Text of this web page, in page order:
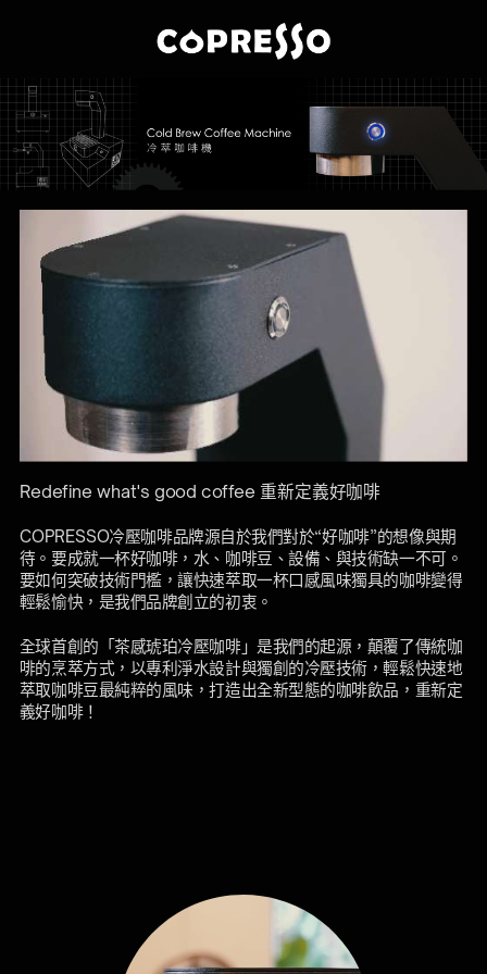
Redefine what's good coffee 重新定義好咖啡
COPRESSO冷壓咖啡品牌源自於我們對於“好咖啡”的想像與期
待。要成就一杯好咖啡，水、咖啡豆、設備、與技術缺一不可。
要如何突破技術門檻，讓快速萃取一杯口感風味獨具的咖啡變得
輕鬆愉快，是我們品牌創立的初衷。
全球首創的「茶感琥珀冷壓咖啡」是我們的起源，顛覆了傳統咖
啡的烹萃方式，以專利淨水設計與獨創的冷壓技術，輕鬆快速地
萃取咖啡豆最純粹的風味，打造出全新型態的咖啡飲品，重新定
義好咖啡！